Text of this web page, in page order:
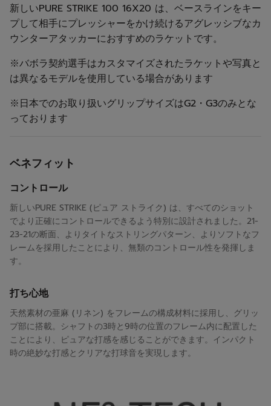
新しいPURE STRIKE 100 16X20 は、ベースラインをキー
プして相手にプレッシャーをかけ続けるアグレッシブなカ
ウンターアタッカーにおすすめのラケットです。
※バボラ契約選手はカスタマイズされたラケットや写真と
は異なるモデルを使用している場合があります
※日本でのお取り扱いグリップサイズはG2・G3のみとな
っております
ベネフィット
コントロール
新しいPURE STRIKE (ピュア ストライク) は、すべてのショット
でより正確にコントロールできるよう特別に設計されました。21-
23-21の断面、よりタイトなストリングパターン、よりソフトなフ
レームを採用したことにより、無類のコントロール性を発揮しま
す。
打ち心地
天然素材の亜麻 (リネン) をフレームの構成材料に採用し、グリッ
プ部に搭載。シャフトの3時と9時の位置のフレーム内に配置した
ことにより、ピュアな打感を感じることができます。インパクト
時の絶妙な打感とクリアな打球音を実現します。